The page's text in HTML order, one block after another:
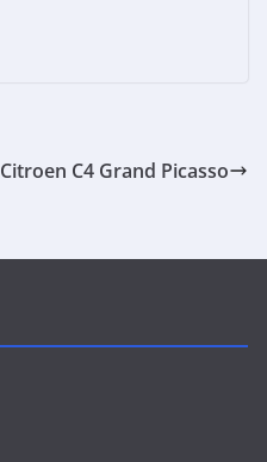
Citroen C4 Grand Picasso